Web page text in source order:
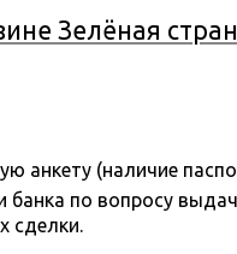
Зелёная
анкету (наличие
по вопросу
сделки.